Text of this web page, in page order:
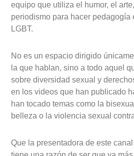
equipo que utiliza el humor, el
periodismo para hacer pedagogía
LGBT.
No es un espacio dirigido
la que hablan, sino a todo aquel
sobre diversidad sexual y
en los videos que han publicado
han tocado temas como la
belleza o la violencia sexual
Que la presentadora de este